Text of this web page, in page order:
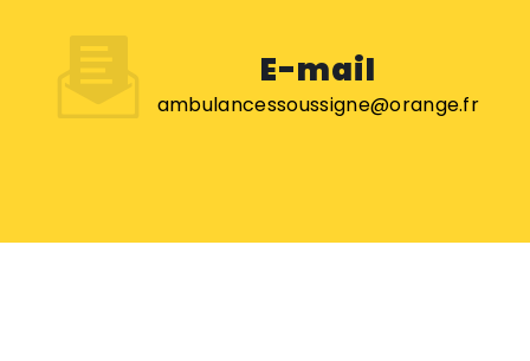
E-mail
ambulancessoussigne@orange.fr